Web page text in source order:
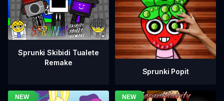
Sprunki Skibidi Tualete
Remake
Sprunki Popit